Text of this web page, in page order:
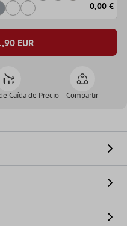
0,00 €
EUR
Caída de Precio Compartir